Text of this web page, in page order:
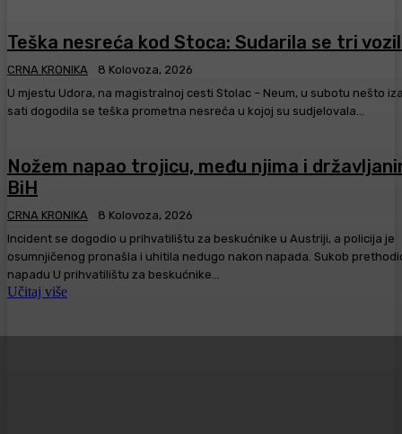
Teška nesreća kod Stoca: Sudarila se tri
CRNA KRONIKA
8 Kolovoza, 2026
U mjestu Udora, na magistralnoj cesti Stolac – Neum, u subotu nešto
sati dogodila se teška prometna nesreća u kojoj su sudjelovala...
Nožem napao trojicu, među njima i
BiH
CRNA KRONIKA
8 Kolovoza, 2026
Incident se dogodio u prihvatilištu za beskućnike u Austriji, a policija je
osumnjičenog pronašla i uhitila nedugo nakon napada. Sukob
napadu U prihvatilištu za beskućnike...
Učitaj više